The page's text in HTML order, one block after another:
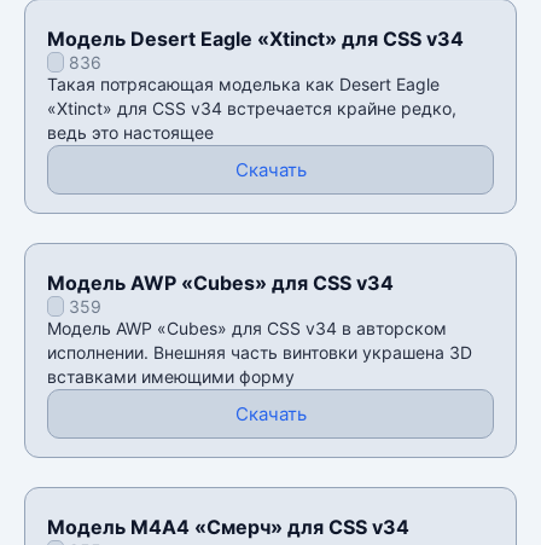
Модель Desert Eagle «Xtinct» для CSS v34
836
Такая потрясающая моделька как Desert Eagle
«Xtinct» для CSS v34 встречается крайне редко,
ведь это настоящее
Скачать
Модель AWP «Cubes» для CSS v34
359
Модель AWP «Cubes» для CSS v34 в авторском
исполнении. Внешняя часть винтовки украшена 3D
вставками имеющими форму
Скачать
Модель М4А4 «Смерч» для CSS v34